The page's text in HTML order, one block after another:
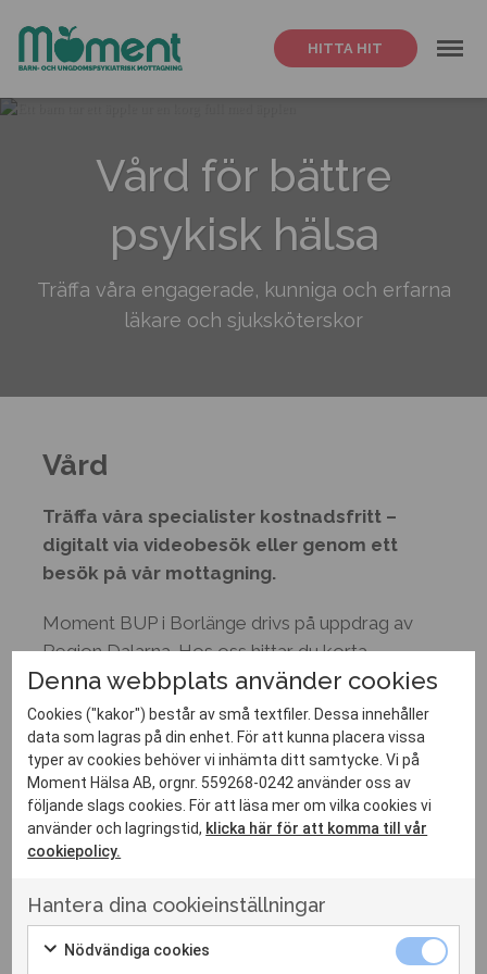
Meny
HITTA HIT
Vård för bättre
psykisk hälsa
Träffa våra engagerade, kunniga och erfarna
läkare och sjuksköterskor
Vård
Träffa våra specialister kostnadsfritt –
digitalt via videobesök eller genom ett
besök på vår mottagning.
Moment BUP i Borlänge drivs på uppdrag av
Region Dalarna. Hos oss hittar du korta
väntetider för neuropsykiatriska utredningar och
andra insatser inom ramen för vårdval BUP. Du
som är vuxen kan söka hjälp för barn som du har
ansvar för. Du som är upp till 18 år kan själv söka
hjälp.
Du är välkommen till oss för hjälp med bland
Depression
Ångest
Denna webbplats använder cookies
Cookies ("kakor") består av små textfiler. Dessa innehåller
data som lagras på din enhet. För att kunna placera vissa
typer av cookies behöver vi inhämta ditt samtycke. Vi på
Moment Hälsa AB, orgnr. 559268-0242 använder oss av
följande slags cookies. För att läsa mer om vilka cookies vi
använder och lagringstid, klicka här för att komma till vår
cookiepolicy.
Hantera dina cookieinställningar
Nödvändiga cookies
Nödvändiga
cookies